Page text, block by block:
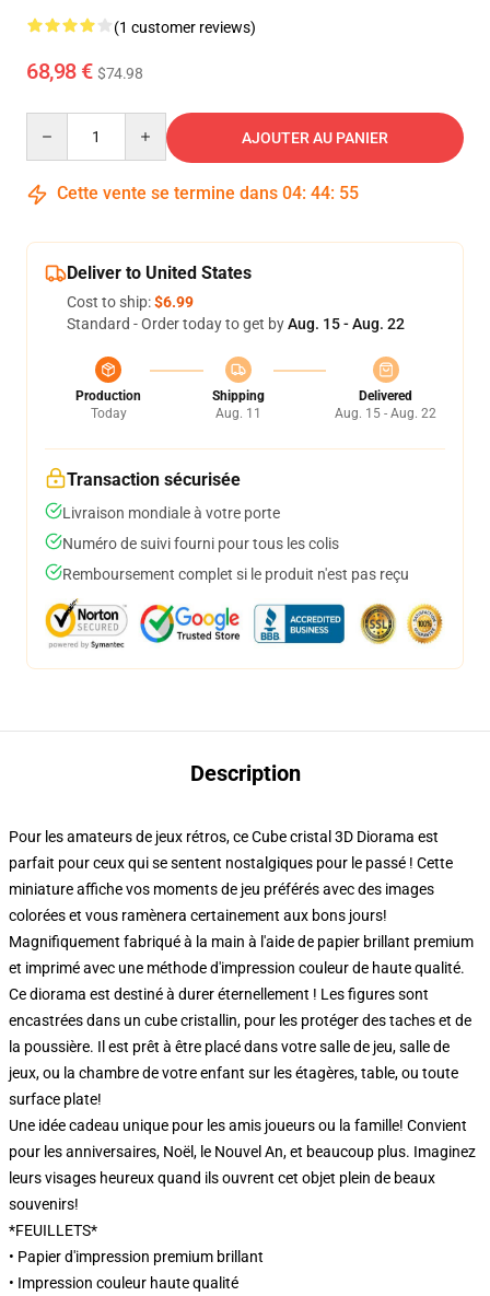
(1 customer reviews)
68,98 € $74.98
AJOUTER AU PANIER
Cette vente se termine dans 04: 44: 54
Deliver to United States
Cost to ship:$6.99
Standard - Order today to get byAug. 15 - Aug. 22
Production
Today
Shipping
Aug. 11
Delivered
Aug. 15 - Aug. 22
Transaction sécurisée
Livraison mondiale à votre porte
Numéro de suivi fourni pour tous les colis
Remboursement complet si le produit n'est pas reçu
Description
Pour les amateurs de jeux rétros, ce Cube cristal 3D Diorama est
parfait pour ceux qui se sentent nostalgiques pour le passé ! Cette
miniature affiche vos moments de jeu préférés avec des images
colorées et vous ramènera certainement aux bons jours!
Magnifiquement fabriqué à la main à l'aide de papier brillant premium
et imprimé avec une méthode d'impression couleur de haute qualité.
Ce diorama est destiné à durer éternellement ! Les figures sont
encastrées dans un cube cristallin, pour les protéger des taches et de
la poussière. Il est prêt à être placé dans votre salle de jeu, salle de
jeux, ou la chambre de votre enfant sur les étagères, table, ou toute
surface plate!
Une idée cadeau unique pour les amis joueurs ou la famille! Convient
pour les anniversaires, Noël, le Nouvel An, et beaucoup plus. Imaginez
leurs visages heureux quand ils ouvrent cet objet plein de beaux
souvenirs!
*FEUILLETS*
• Papier d'impression premium brillant
• Impression couleur haute qualité